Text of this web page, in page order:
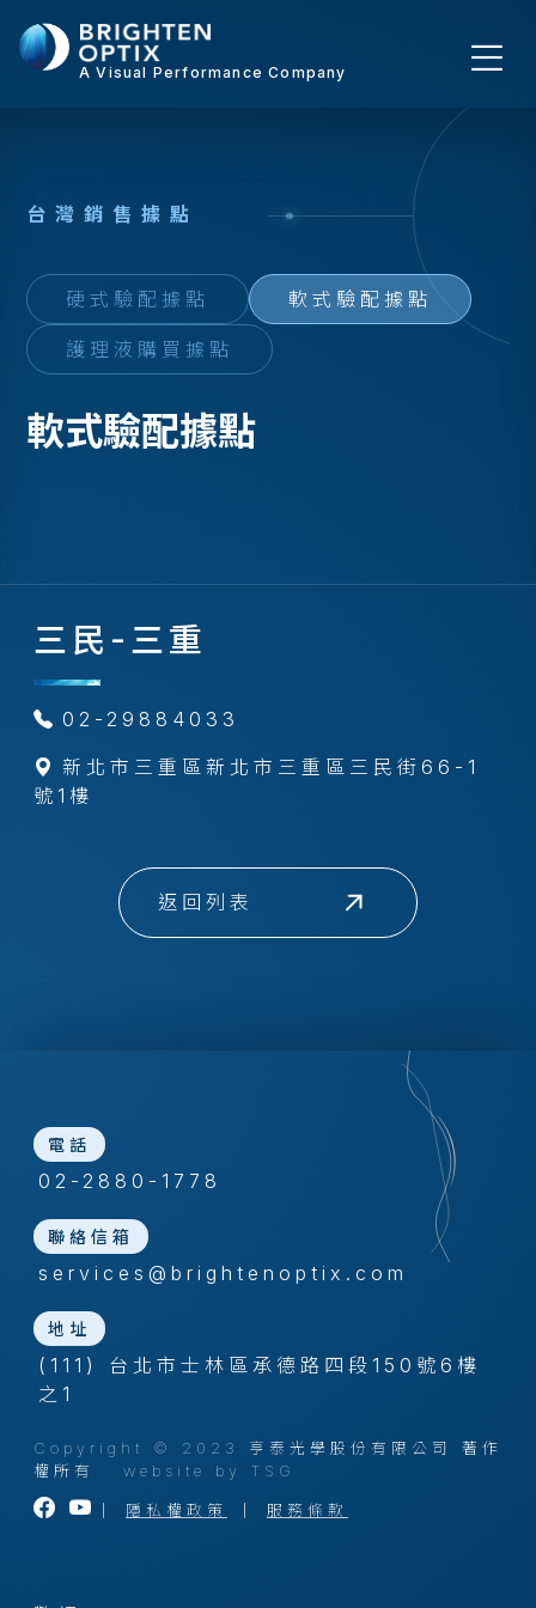
A Visual Performance Company
台灣銷 售據點
硬式驗配據點 軟式驗配據點
護理液購買據點
軟式驗配據點
三民-三重
02-29884033
新北市三重區新北市三重區三民街66-1
號1樓
返回列表
電話
02-2880-1778
聯絡信箱
services@brightenoptix.com
地址
(111) 台北市士林區承德路四段150號6樓
之1
Copyright © 2023 亨泰光學股份有限公司 著作
權所有 website by TSG
隱私權政策 服務條款